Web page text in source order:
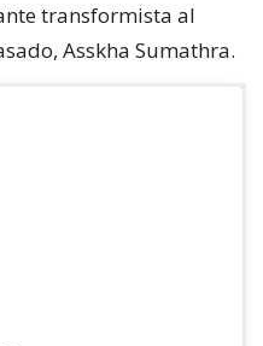
transformista al
Asskha Sumathra.